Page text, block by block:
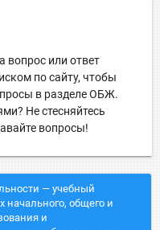
вопрос или ответ
по сайту, чтобы
в разделе ОБЖ.
Не стесняйтесь
вопросы!
— учебный
начального, общего и
и